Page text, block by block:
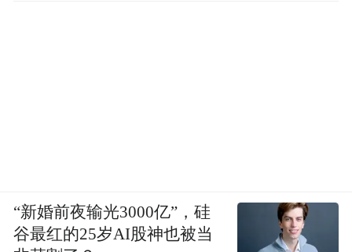
“新婚前夜输光3000亿”，硅
谷最红的25岁AI股神也被当